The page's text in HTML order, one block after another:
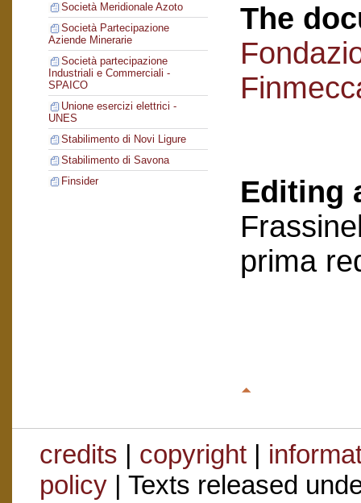
Società Meridionale Azoto
Società Partecipazione
Aziende Minerarie
Società partecipazione
Industriali e Commerciali -
SPAICO
Unione esercizi elettrici -
UNES
Stabilimento di Novi Ligure
Stabilimento di Savona
Finsider
The
Editing
prima
credits | copyright|
policy| Texts released